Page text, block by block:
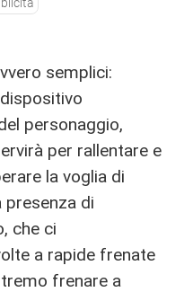
semplici:
personaggio,
per rallentare e
la voglia di
presenza di
che ci
a rapide frenate
frenare a